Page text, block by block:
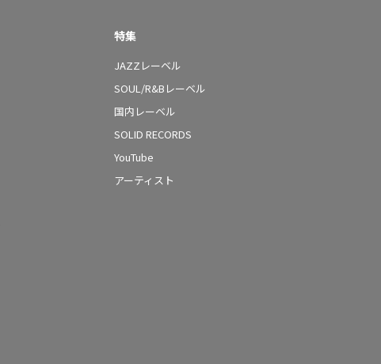
特集
JAZZレーベル
SOUL/R&Bレーベル
国内レーベル
SOLID RECORDS
YouTube
アーティスト